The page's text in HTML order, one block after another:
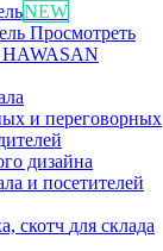
NEW
Просмотреть
и переговорных
дизайна
и посетителей
скотч для склада